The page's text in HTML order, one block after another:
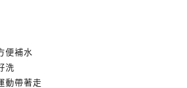
便補水
洗
動帶著走